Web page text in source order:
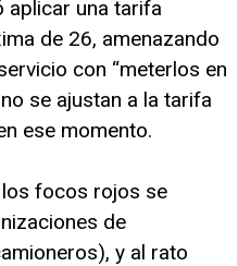
aplicar una tarifa
de 26, amenazando
con “meterlos en
se ajustan a la tarifa
ese momento.
focos rojos se
de
y al rato